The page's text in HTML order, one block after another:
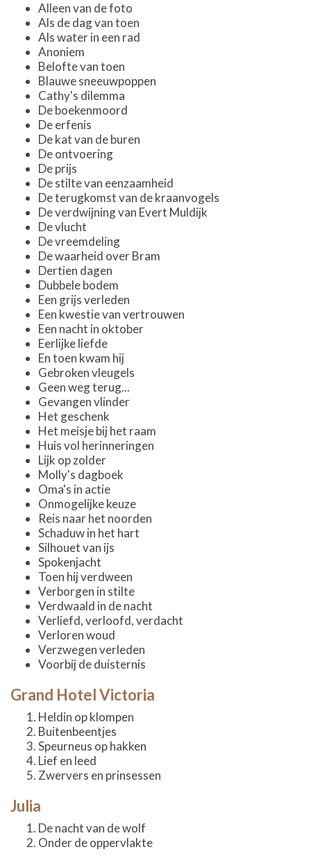
Alleen van de foto
Als de dag van toen
Als water in een rad
Anoniem
Belofte van toen
Blauwe sneeuwpoppen
Cathy's dilemma
De boekenmoord
De erfenis
De kat van de buren
De ontvoering
De prijs
De stilte van eenzaamheid
De terugkomst van de kraanvogels
De verdwijning van Evert Muldijk
De vlucht
De vreemdeling
De waarheid over Bram
Dertien dagen
Dubbele bodem
Een grijs verleden
Een kwestie van vertrouwen
Een nacht in oktober
Eerlijke liefde
En toen kwam hij
Gebroken vleugels
Geen weg terug...
Gevangen vlinder
Het geschenk
Het meisje bij het raam
Huis vol herinneringen
Lijk op zolder
Molly's dagboek
Oma's in actie
Onmogelijke keuze
Reis naar het noorden
Schaduw in het hart
Silhouet van ijs
Spokenjacht
Toen hij verdween
Verborgen in stilte
Verdwaald in de nacht
Verliefd, verloofd, verdacht
Verloren woud
Verzwegen verleden
Voorbij de duisternis
Grand Hotel Victoria
Heldin op klompen
Buitenbeentjes
Speurneus op hakken
Lief en leed
Zwervers en prinsessen
Julia
De nacht van de wolf
Onder de oppervlakte